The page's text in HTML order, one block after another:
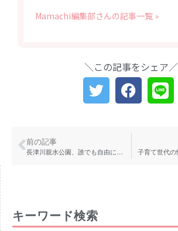
Mamachi編集部さんの記事一覧 »
＼この記事をシェア／
前の記事
長津川親水公園、誰でも自由に遊べる野外の遊び場「プレーパーク船橋」
キーワード検索